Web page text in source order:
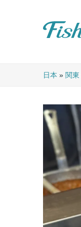
日本 » 関東